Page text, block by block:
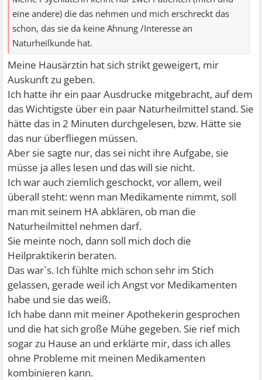
eine andere) die das nehmen und mich erschreckt das
schon, das sie da keine Ahnung /Interesse an
Naturheilkunde hat.
Meine Hausärztin hat sich strikt geweigert, mir
Auskunft zu geben.
Ich hatte ihr ein paar Ausdrucke mitgebracht, auf dem
das Wichtigste über ein paar Naturheilmittel stand. Sie
hätte das in 2 Minuten durchgelesen, bzw. Hätte sie
das nur überfliegen müssen.
Aber sie sagte nur, das sei nicht ihre Aufgabe, sie
müsse ja alles lesen und das will sie nicht.
Ich war auch ziemlich geschockt, vor allem, weil
überall steht: wenn man Medikamente nimmt, soll
man mit seinem HA abklären, ob man die
Naturheilmittel nehmen darf.
Sie meinte noch, dann soll mich doch die
Heilpraktikerin beraten.
Das war`s. Ich fühlte mich schon sehr im Stich
gelassen, gerade weil ich Angst vor Medikamenten
habe und sie das weiß.
Ich habe dann mit meiner Apothekerin gesprochen
und die hat sich große Mühe gegeben. Sie rief mich
sogar zu Hause an und erklärte mir, dass ich alles
ohne Probleme mit meinen Medikamenten
kombinieren kann.